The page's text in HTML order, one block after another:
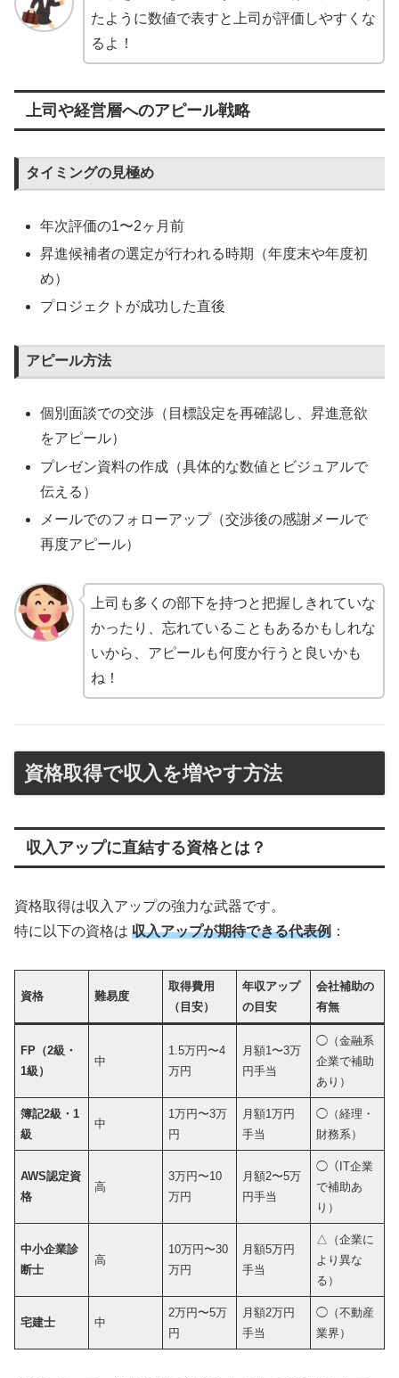
たように数値で表すと上司が評価しやすくな
るよ！
上司や経営層へのアピール戦略
タイミングの見極め
年次評価の1〜2ヶ月前
昇進候補者の選定が行われる時期（年度末や年度初
め）
プロジェクトが成功した直後
アピール方法
個別面談での交渉（目標設定を再確認し、昇進意欲
をアピール）
プレゼン資料の作成（具体的な数値とビジュアルで
伝える）
メールでのフォローアップ（交渉後の感謝メールで
再度アピール）
上司も多くの部下を持つと把握しきれていな
かったり、忘れていることもあるかもしれな
いから、アピールも何度か行うと良いかも
ね！
資格取得で収入を増やす方法
収入アップに直結する資格とは？
資格取得は収入アップの強力な武器です。
特に以下の資格は 収入アップが期待できる代表例 ：
資格 難易度
取得費用
（目安）
年収アップ
の目安
会社補助の
有無
FP （2級・
1級）
中
1.5万円〜4
万円
月額1〜3万
円手当
◯（金融系
企業で補助
あり）
簿記2級・1
級
中
1万円〜3万
円
月額1万円
手当
◯（経理・
財務系）
AWS認定資
格
高
3万円〜10
万円
月額2〜5万
円手当
◯（IT企業
で補助あ
り）
中小企業診
断士
高
10万円〜30
万円
月額5万円
手当
△（企業に
より異な
る）
宅建士 中
2万円〜5万
円
月額2万円
手当
◯（不動産
業界）